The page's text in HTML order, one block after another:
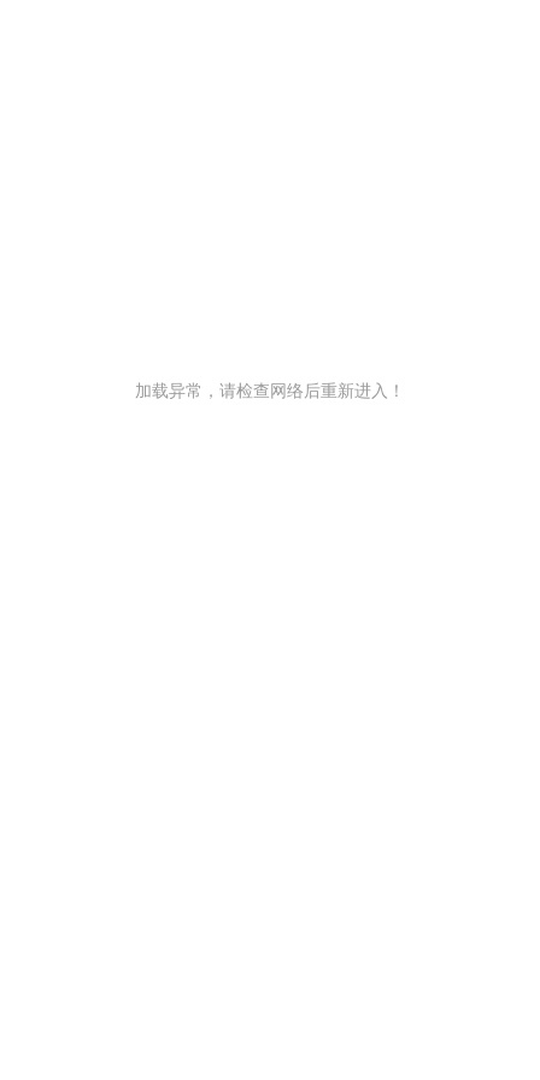
加载异常，请检查网络后重新进入！